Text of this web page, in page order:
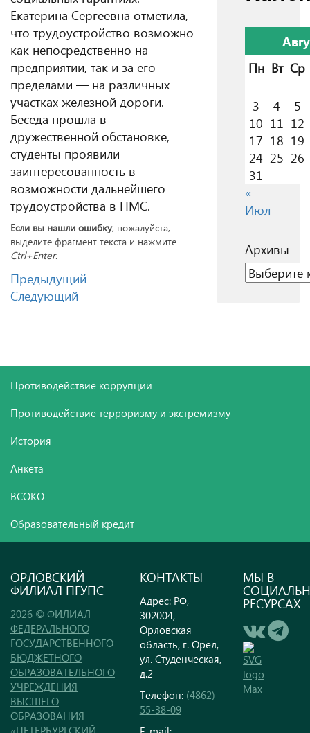
Екатерина Сергеевна отметила,
что трудоустройство возможно
как непосредственно на
предприятии, так и за его
пределами — на различных
участках железной дороги.
Беседа прошла в
дружественной обстановке,
студенты проявили
заинтересованность в
возможности дальнейшего
трудоустройства в ПМС.
Если вы нашли ошибку, пожалуйста,
выделите фрагмент текста и нажмите
Ctrl+Enter.
Предыдущий
Следующий
Пн Вт Ср
3 4
5
10 11 12
17 18 19
24 25 26
31
«
Июл
Архивы
Архивы
Противодействие коррупции
Противодействие терроризму и экстремизму
История
Анкета
ВСОКО
Образовательный кредит
ОРЛОВСКИЙ
ФИЛИАЛ ПГУПС
2026 © ФИЛИАЛ
ФЕДЕРАЛЬНОГО
ГОСУДАРСТВЕННОГО
БЮДЖЕТНОГО
ОБРАЗОВАТЕЛЬНОГО
УЧРЕЖДЕНИЯ
ВЫСШЕГО
ОБРАЗОВАНИЯ
«ПЕТЕРБУРГСКИЙ
КОНТАКТЫ
Адрес: РФ,
302004,
Орловская
область, г. Орел,
ул. Студенческая,
д.2
Телефон: (4862)
55-38-09
МЫ В
РЕСУРСАХ